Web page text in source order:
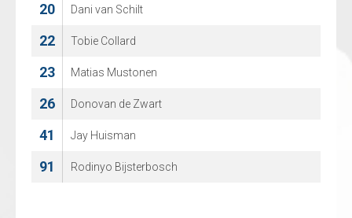
20 Dani van Schilt
22 Tobie Collard
23 Matias Mustonen
26 Donovan de Zwart
41 Jay Huisman
91 Rodinyo Bijsterbosch
19 Lorenz Huysmans
22 Rik Cuylen
25 Mauro Pyl
27 Dries Schoovaerts
52 JACQUES DE CEUSTER
67 MITCH MORGAN